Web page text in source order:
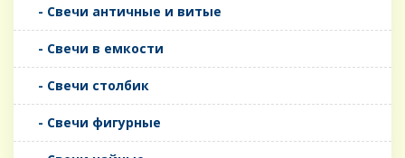
- Свечи античные и витые
- Свечи в емкости
- Свечи столбик
- Свечи фигурные